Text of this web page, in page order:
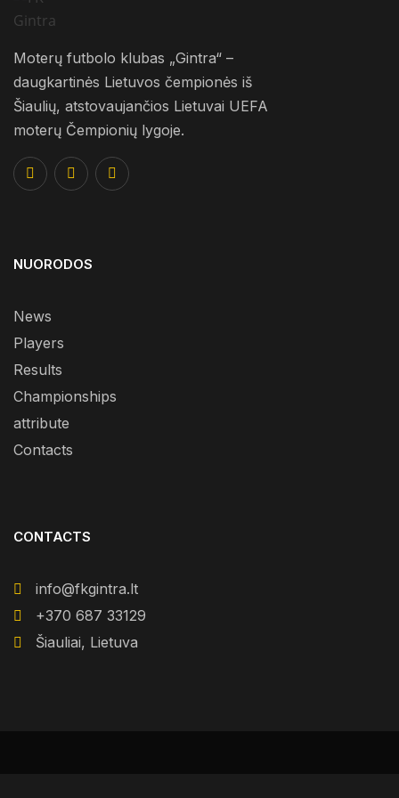
Moterų futbolo klubas „Gintra“ –
daugkartinės Lietuvos čempionės iš
Šiaulių, atstovaujančios Lietuvai UEFA
moterų Čempionių lygoje.
NUORODOS
News
Players
Results
Championships
attribute
Contacts
CONTACTS
info@fkgintra.lt
+370 687 33129
Šiauliai, Lietuva